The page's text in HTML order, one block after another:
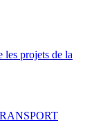
les projets de la